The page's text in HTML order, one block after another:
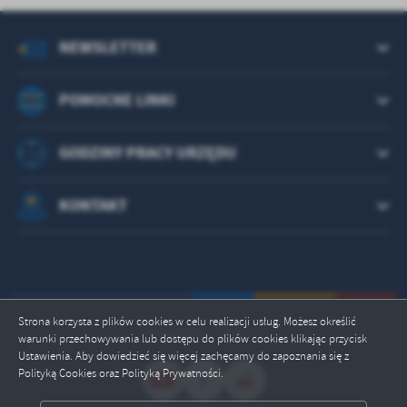
Strona korzysta z plików cookies w celu realizacji usług. Możesz określić
warunki przechowywania lub dostępu do plików cookies klikając przycisk
Ustawienia. Aby dowiedzieć się więcej zachęcamy do zapoznania się z
Polityką Cookies oraz Polityką Prywatności.
treści w postaci wiadomości, ofert, komunikatów mediów
POMOCNE LINKI
NEWSLETTER
GODZINY PRACY URZĘDU
KONTAKT
Odwiedzin: 1822122